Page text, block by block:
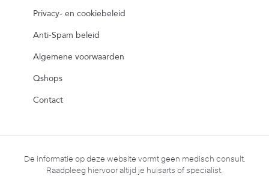
Privacy- en cookiebeleid
Anti-Spam beleid
Algemene voorwaarden
Qshops
Contact
De informatie op deze website vormt geen medisch consult.
Raadpleeg hiervoor altijd je huisarts of specialist.